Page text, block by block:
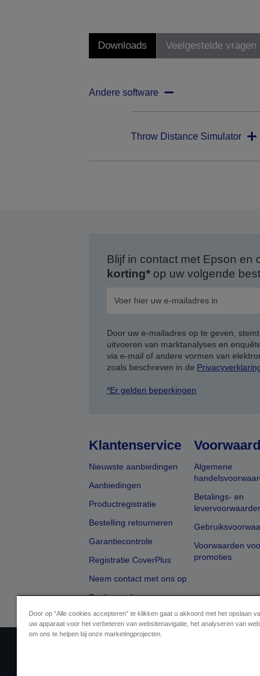
Downloads Veelgestelde vragen
Andere software
Throw Distance Simulator
Blijf in contact met Epson en
korting*op uw volgende
Door uw e-mailadres op te geven,
uitvoeren van marktanalyses en
via e-mail of andere vormen van
zoals beschreven in de
*Er gelden beperkingen
Klantenservice
Nieuwste aanbiedingen
Aanbiedingen
Productregistratie
Bestelling retourneren
Garantiecontrole
Registratie CoverPlus
Neem contact met ons op
Dealer zoeken
Algemene
Betalings- en
Voorwaarden
promoties
Door op “Alle cookies accepteren” te klikken gaat u akkoord met het opslaan
uw apparaat voor het verbeteren van websitenavigatie, het analyseren van
om ons te helpen bij onze marketingprojecten.